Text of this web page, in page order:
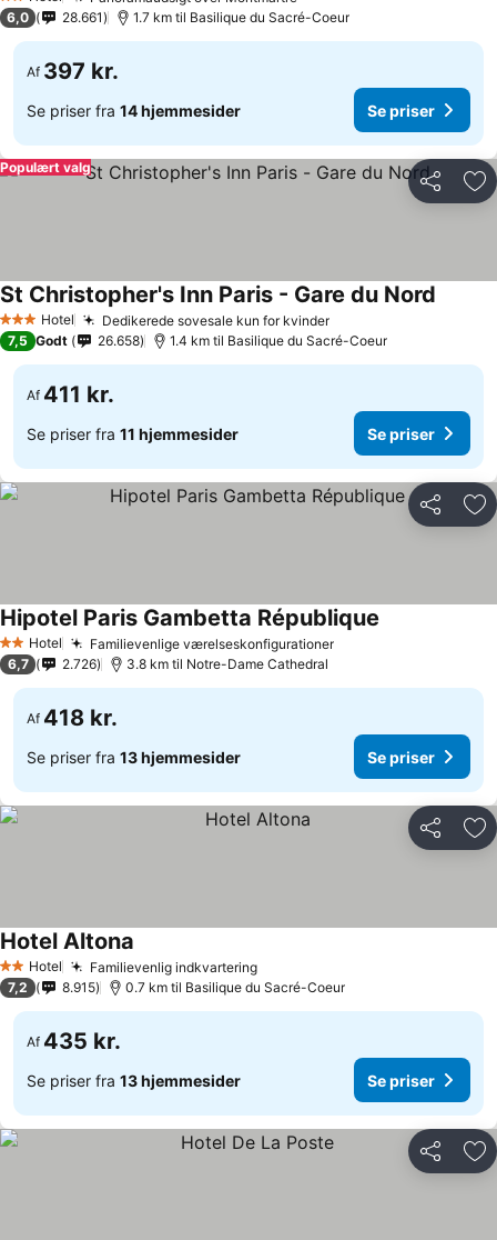
2 Stjerner
6,0 28.661 1.7 km til Basilique du Sacré-Coeur
Af 397 kr.
Se priser fra 14 hjemmesider Se priser
Del
Populært valg
3 StjernerHotel Dedikerede sovesale kun for kvinder
St Christopher's Inn Paris - Gare du Nord
7,5 Godt 26.658 1.4 km til Basilique du Sacré-Coeur
Af 411 kr.
Se priser fra 11 hjemmesider Se priser
Del
2 Stjerner
Hotel Familievenlige værelseskonfigurationer
Hipotel Paris Gambetta République
6,7 2.726 3.8 km til Notre-Dame Cathedral
Af 418 kr.
Se priser fra 13 hjemmesider Se priser
Del
2 Stjerner
Hotel Familievenlig indkvartering
Hotel Altona
7,2 8.915 0.7 km til Basilique du Sacré-Coeur
Af 435 kr.
Se priser fra 13 hjemmesider Se priser
Del